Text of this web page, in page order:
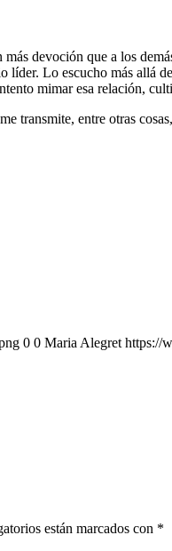
más devoción que a los
líder. Lo escucho más
mimar esa relación,
transmite, entre otras
0 0 Maria Alegret https://
están marcados con *